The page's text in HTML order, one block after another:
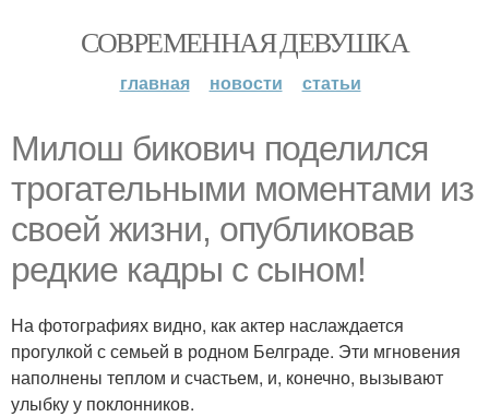
СОВРЕМЕННАЯ ДЕВУШКА
главная новости статьи
Милош бикович поделился
трогательными моментами из
своей жизни, опубликовав
редкие кадры с сыном!
На фотографиях видно, как актер наслаждается
прогулкой с семьей в родном Белграде. Эти мгновения
наполнены теплом и счастьем, и, конечно, вызывают
улыбку у поклонников.